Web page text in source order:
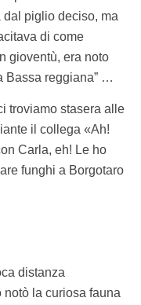
piglio deciso, ma
di come
gioventù, era noto
Bassa reggiana” …
troviamo stasera alle
il collega «Ah!
Carla, eh! Le ho
funghi a Borgotaro
distanza
notò la curiosa fauna